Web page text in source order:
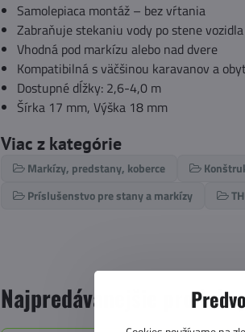
Samolepiaca montáž – bez vŕtania
Zabraňuje stekaniu vody po stene vozidla
Vhodná pod markízu alebo nad dvere
Kompatibilná s väčšinou karavanov a
Dostupné dĺžky: 2,6-4,0 m
Šírka 17 mm, Výška 18 mm
Viac z kategórie
Markízy, predstany, koberce
Príslušenstvo pre stany a markízy
Najpredávanejšie